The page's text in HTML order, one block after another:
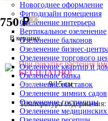
Новогоднее оформление
Фитодизайн помещения
Озеленение интерьера
Вертикальное озеленение
Озеленение балконов
Озеленение бизнес-
Озеленение торгового
Озеленение квартир и
Озеленение банка
Озеленение выставок
Озеленение зимних садов
Озеленение гостиницы
Озеленение медицинских
750 ₽
В корзину
При покупке растения
БЕСПЛАТНО!
Высота:9/15 см
Температура содержания: